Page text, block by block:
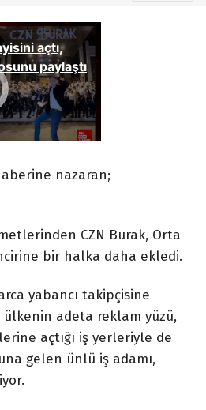
nazaran;
CZN Burak, Orta
bir halka daha ekledi.
yabancı takipçisine
ülkenin adeta reklam yüzü,
açtığı iş yerleriyle de
gelen ünlü iş adamı,